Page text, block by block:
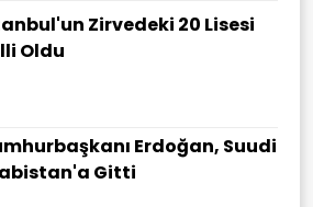
Zirvedeki 20 Lisesi
Oldu
Erdoğan, Suudi
Gitti